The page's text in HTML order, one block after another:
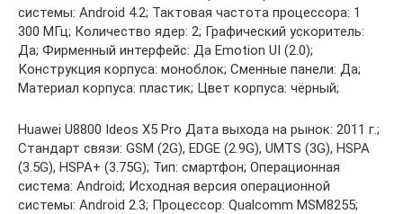
системы: Android 4.2; Тактовая частота процессора: 1
300 МГц; Количество ядер: 2; Графический ускоритель:
Да; Фирменный интерфейс: Да Emotion UI (2.0);
Конструкция корпуса: моноблок; Сменные панели: Да;
Материал корпуса: пластик; Цвет корпуса: чёрный;
Huawei U8800 Ideos X5 Pro Дата выхода на рынок: 2011 г.;
Стандарт связи: GSM (2G), EDGE (2.9G), UMTS (3G), HSPA
(3.5G), HSPA+ (3.75G); Тип: смартфон; Операционная
система: Android; Исходная версия операционной
системы: Android 2.3; Процессор: Qualcomm MSM8255;